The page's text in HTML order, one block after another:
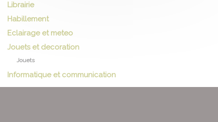
Librairie
Habillement
Eclairage et meteo
Jouets et decoration
Jouets
Informatique et communication